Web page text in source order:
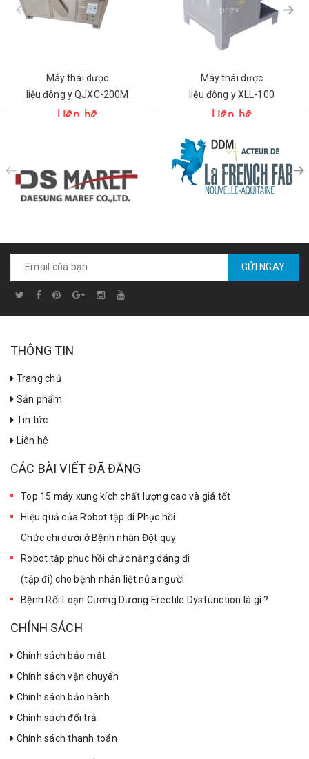
Máy thái dược
liệu đông y QJXC-200M
Liên hệ
Máy thái dược
liệu đông y XLL-100
Liên hệ
prev
prev
GỬI NGAY
THÔNG TIN
Trang chủ
Sản phẩm
Tin tức
Liên hệ
CÁC BÀI VIẾT ĐÃ ĐĂNG
Top 15 máy xung kích chất lượng cao và giá tốt
Hiệu quả của Robot tập đi Phục hồi
Chức chi dưới ở Bệnh nhân Đột quỵ
Robot tập phục hồi chức năng dáng đi
(tập đi) cho bệnh nhân liệt nửa người
Bệnh Rối Loạn Cương Dương Erectile Dysfunction là gì ?
CHÍNH SÁCH
Chính sách bảo mật
Chính sách vận chuyển
Chính sách bảo hành
Chính sách đổi trả
Chính sách thanh toán